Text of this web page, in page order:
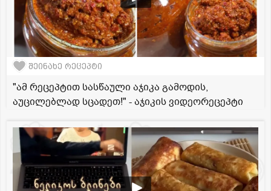
შეინახე რეცეპტი
"ამ რეცეპტით სასწაული აჯიკა გამოდის,
აუცილებლად სცადეთ!" - აჯიკის ვიდეორეცეპტი